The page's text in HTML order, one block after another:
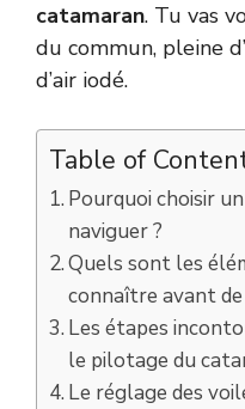
catamaran. Tu vas
du commun, pleine
d’air iodé.
Table of
Pourquoi choisir
naviguer ?
Quels sont les
connaître avant
Les étapes
le pilotage du
Le réglage des